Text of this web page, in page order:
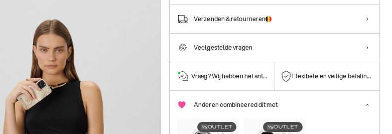
Verzenden & retourneren
Veelgestelde vragen
Vraag? Wij hebben het antwoord! Flexibele en veilige betalingen
Anderen combineered dit met
OUTLET OUTLET